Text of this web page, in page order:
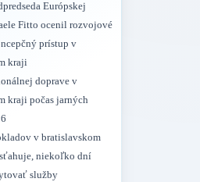
Európskej
Fitto ocenil rozvojové
prístup v
kraji
doprave v
kraji počas jarných
v bratislavskom
niekoľko dní
služby